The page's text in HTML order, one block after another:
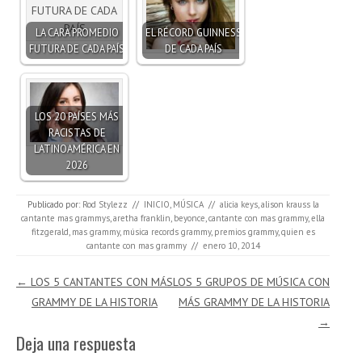
LA CARA PROMEDIO
FUTURA DE CADA PAÍS
EL RÉCORD GUINNESS
DE CADA PAÍS
LOS 20 PAÍSES MÁS
RACISTAS DE
LATINOAMÉRICA EN
2026
Publicado por: Rod Stylezz // INICIO, MÚSICA // alicia keys,alison krauss la
cantante mas grammys,aretha franklin, beyonce,cantante con mas grammy,ella
fitzgerald, mas grammy, música records grammy, premios grammy,quien es
cantante con mas grammy // enero 10, 2014
Navegación de entradas
← LOS 5 CANTANTES CON MÁS
GRAMMY DE LA HISTORIA
LOS 5 GRUPOS DE MÚSICA CON
MÁS GRAMMY DE LA HISTORIA
→
Deja una respuesta